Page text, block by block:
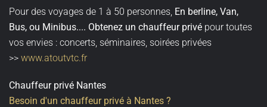
Pour des voyages de 1 à 50 personnes, En berline, Van,
Bus, ou Minibus.... Obtenez un chauffeur privé pour toutes
vos envies : concerts, séminaires, soirées privées
>> www.atoutvtc.fr
Chauffeur privé Nantes
Besoin d'un chauffeur privé à Nantes ?